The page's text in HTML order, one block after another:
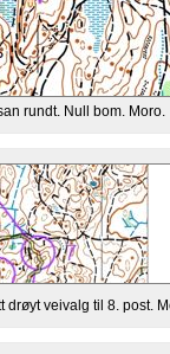
rundt. Null bom. Moro.
veivalg til 8. post.